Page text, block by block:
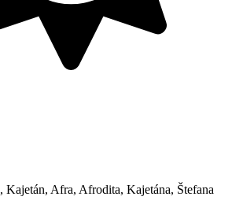
, Kajetán, Afra, Afrodita, Kajetána, Štefana